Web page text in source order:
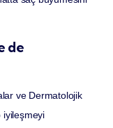
de
ve Dermatolojik
iyileşmeyi